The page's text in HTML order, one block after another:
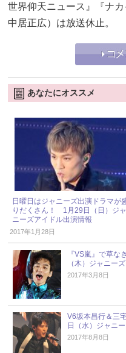
世界仰天ニュース』『ナ
中居正広）は放送休止。
あなたにオススメ
日曜日はジャニーズ出演ドラマが
りだくさん！ 1月29日（日）ジャ
ニーズアイドル出演情報
2017年1月28日
『VS嵐』で草
（木）ジャニー
2017年3月8日
V6坂本昌行＆三
日（水）ジャニ
2017年8月8日